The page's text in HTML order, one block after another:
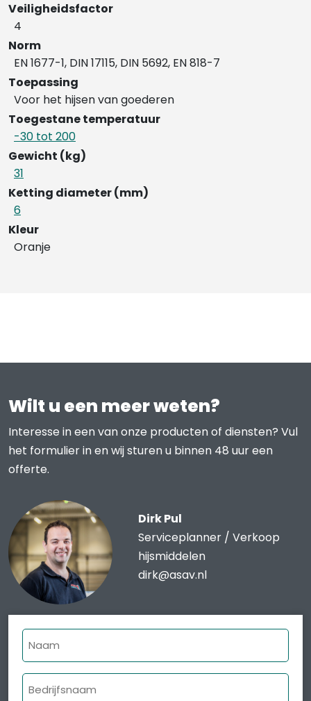
Veiligheidsfactor
4
Norm
EN 1677-1, DIN 17115, DIN 5692, EN 818-7
Toepassing
Voor het hijsen van goederen
Toegestane temperatuur
-30 tot 200
Gewicht (kg)
31
Ketting diameter (mm)
6
Kleur
Oranje
Wilt u een meer weten?
Interesse in een van onze producten of diensten? Vul
het formulier in en wij sturen u binnen 48 uur een
offerte.
Dirk Pul
Serviceplanner / Verkoop
hijsmiddelen
dirk@asav.nl
Naam
Bedrijfsnaam